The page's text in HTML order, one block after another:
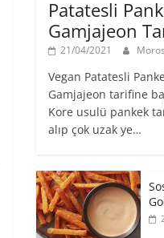
Patatesli
Gamjajeon
21/04/2021
Vegan Patatesli
Gamjajeon tarifine
Kore usulü pankek
alıp çok uzak ye…